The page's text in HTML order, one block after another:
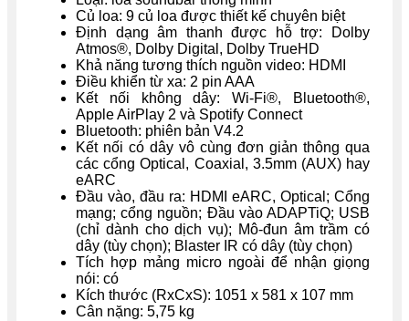
Củ loa: 9 củ loa được thiết kế chuyên biệt
Định dạng âm thanh được hỗ trợ: Dolby
Atmos®, Dolby Digital, Dolby TrueHD
Khả năng tương thích nguồn video: HDMI
Điều khiển từ xa: 2 pin AAA
Kết nối không dây: Wi-Fi®, Bluetooth®,
Apple AirPlay 2 và Spotify Connect
Bluetooth: phiên bản V4.2
Kết nối có dây vô cùng đơn giản thông qua
các cổng Optical, Coaxial, 3.5mm (AUX) hay
eARC
Đầu vào, đầu ra: HDMI eARC, Optical; Cổng
mạng; cổng nguồn; Đầu vào ADAPTiQ; USB
(chỉ dành cho dịch vụ); Mô-đun âm trầm có
dây (tùy chọn); Blaster IR có dây (tùy chọn)
Tích hợp mảng micro ngoài để nhận giọng
nói: có
Kích thước (RxCxS): 1051 x 581 x 107 mm
Cân nặng: 5,75 kg